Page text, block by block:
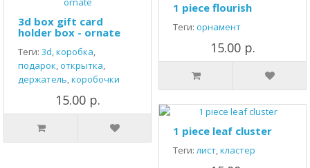
3d box gift card
holder box - ornate
Теги: 3d,коробка,
подарок,открытка,
держатель,коробочки
15.00 р.
1 piece flourish
Теги: орнамент
15.00 р.
1 piece leaf cluster
Теги:лист,кластер